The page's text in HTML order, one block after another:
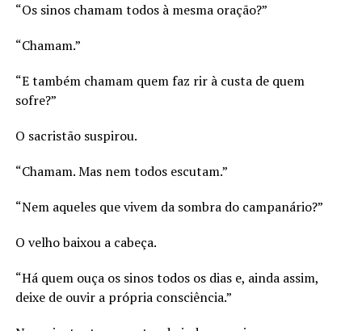
“Os sinos chamam todos à mesma oração?”
“Chamam.”
“E também chamam quem faz rir à custa de quem
sofre?”
O sacristão suspirou.
“Chamam. Mas nem todos escutam.”
“Nem aqueles que vivem da sombra do campanário?”
O velho baixou a cabeça.
“Há quem ouça os sinos todos os dias e, ainda assim,
deixe de ouvir a própria consciência.”